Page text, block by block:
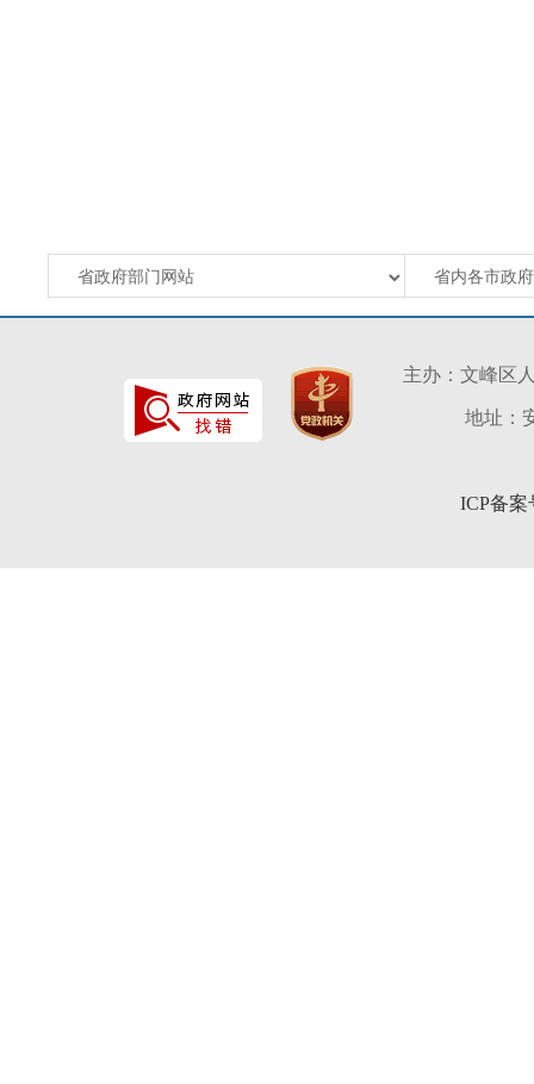
主办：文峰区
地址：
ICP备案